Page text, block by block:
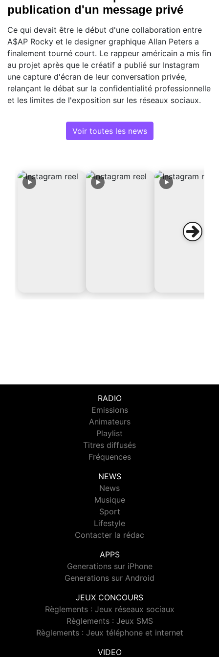
publication d'un message privé
Ce qui devait être le début d'une collaboration entre
A$AP Rocky et le designer graphique Allan Peters a
finalement tourné court. Le rappeur américain a mis fin
au projet après que le créatif a publié sur Instagram
une capture d'écran de leur conversation privée,
relançant le débat sur la confidentialité professionnelle
et les limites de l'exposition sur les réseaux sociaux.
Voir toutes les news
RADIO
Emissions
Animateurs
Playlist
Titres diffusés
Fréquences
NEWS
News
Musique
Sport
Lifestyle
Contacter la rédac
APPS
Generations sur iPhone
Generations sur Android
JEUX CONCOURS
Règlements : Jeux réseaux sociaux
Règlements : Jeux SMS
Règlements : Jeux téléphone et internet
VIDEO